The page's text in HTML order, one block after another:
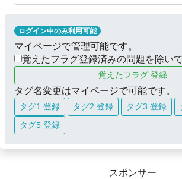
ログイン中のみ利用可能
マイページで管理可能です。
覚えたフラグ登録済みの問題を除い
覚えたフラグ 登録
タグ名変更はマイページで可能です。
タグ1 登録 タグ2 登録 タグ3 登録
タグ5 登録
スポンサー